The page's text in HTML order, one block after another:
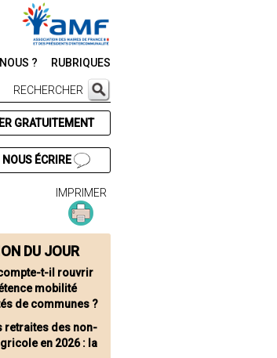
? RUBRIQUES
RECHERCHER
GRATUITEMENT
NOUS ÉCRIRE
IMPRIMER
DU JOUR
t-il rouvrir
mobilité
de communes ?
retraites des non-
en 2026 : la